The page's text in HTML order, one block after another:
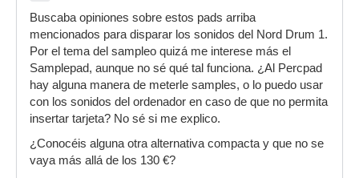
Buscaba opiniones sobre estos pads arriba
mencionados para disparar los sonidos del Nord Drum 1.
Por el tema del sampleo quizá me interese más el
Samplepad, aunque no sé qué tal funciona. ¿Al Percpad
hay alguna manera de meterle samples, o lo puedo usar
con los sonidos del ordenador en caso de que no permita
insertar tarjeta? No sé si me explico.
¿Conocéis alguna otra alternativa compacta y que no se
vaya más allá de los 130 €?